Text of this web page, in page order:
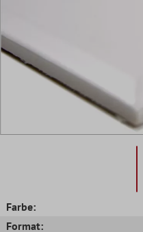
Farbe:
Format: